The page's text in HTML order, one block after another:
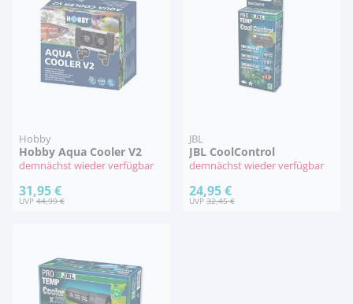
Hobby
Hobby Aqua Cooler V2
demnächst wieder verfügbar
31,95 €
UVP44,99 €
JBL
JBL CoolControl
demnächst wieder verfügbar
24,95 €
UVP32,45 €